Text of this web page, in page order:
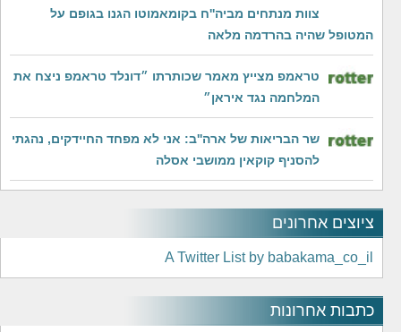
צוות מנתחים מביה''ח בקומאמוטו הגנו בגופם על
המטופל שהיה בהרדמה מלאה
טראמפ מצייץ מאמר שכותרתו ״דונלד טראמפ ניצח את
המלחמה נגד איראן״
שר הבריאות של ארה''ב: אני לא מפחד החיידקים, נהגתי
להסניף קוקאין ממושבי אסלה
ציוצים אחרונים
A Twitter List by babakama_co_il
כתבות אחרונות